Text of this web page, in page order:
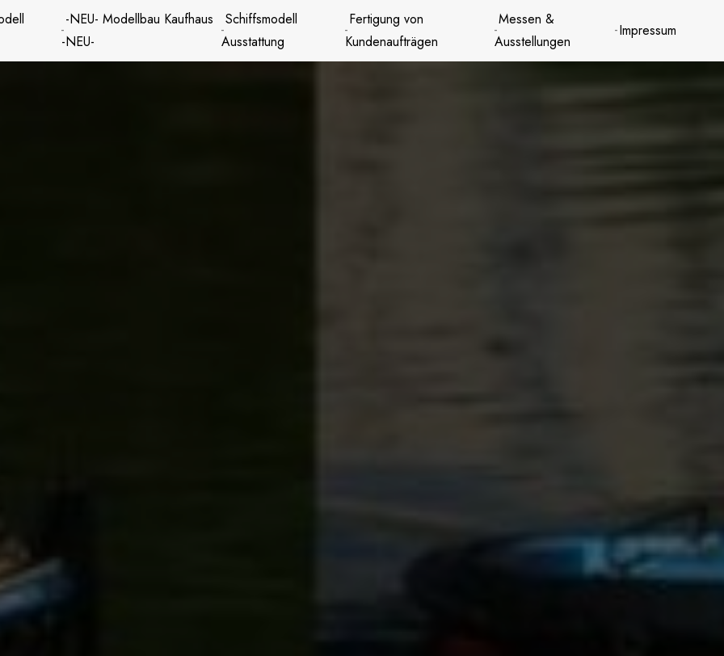
-NEU- Modellbau Kaufhaus
-NEU-
Schiffsmodell
Ausstattung
Fertigung von
Kundenaufträgen
Messen &
Ausstellungen
Impressum